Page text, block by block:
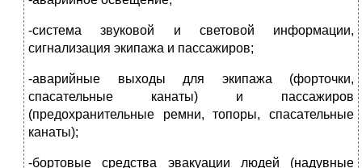
-система звуковой и световой информации,
сигнализация экипажа и пассажиров;
-аварийные выходы для экипажа (форточки,
спасательные канаты) и пассажиров
(предохранительные ремни, топоры, спасательные
канаты);
-бортовые средства эвакуации людей (надувные